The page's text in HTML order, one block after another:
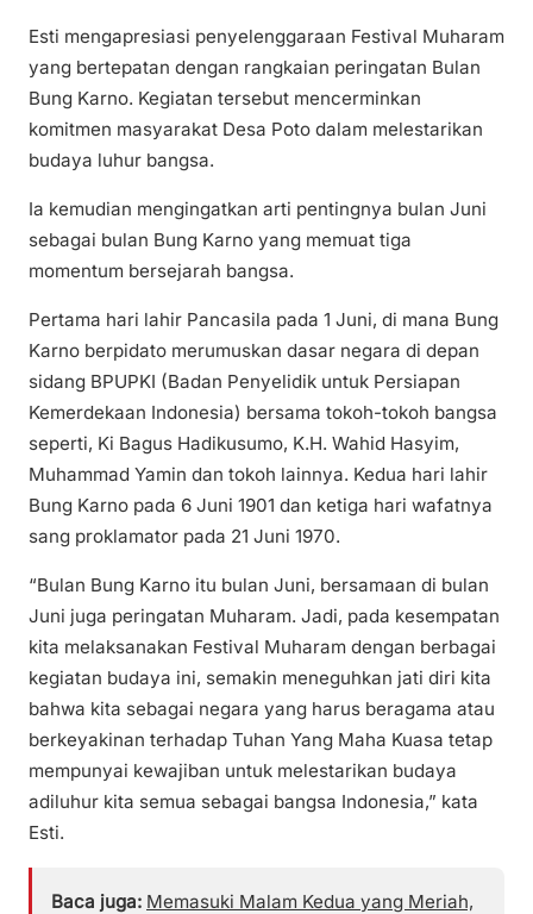
Esti mengapresiasi penyelenggaraan Festival Muharam
yang bertepatan dengan rangkaian peringatan Bulan
Bung Karno. Kegiatan tersebut mencerminkan
komitmen masyarakat Desa Poto dalam melestarikan
budaya luhur bangsa.
Ia kemudian mengingatkan arti pentingnya bulan Juni
sebagai bulan Bung Karno yang memuat tiga
momentum bersejarah bangsa.
Pertama hari lahir Pancasila pada 1 Juni, di mana Bung
Karno berpidato merumuskan dasar negara di depan
sidang BPUPKI (Badan Penyelidik untuk Persiapan
Kemerdekaan Indonesia) bersama tokoh-tokoh bangsa
seperti, Ki Bagus Hadikusumo, K.H. Wahid Hasyim,
Muhammad Yamin dan tokoh lainnya. Kedua hari lahir
Bung Karno pada 6 Juni 1901 dan ketiga hari wafatnya
sang proklamator pada 21 Juni 1970.
“Bulan Bung Karno itu bulan Juni, bersamaan di bulan
Juni juga peringatan Muharam. Jadi, pada kesempatan
kita melaksanakan Festival Muharam dengan berbagai
kegiatan budaya ini, semakin meneguhkan jati diri kita
bahwa kita sebagai negara yang harus beragama atau
berkeyakinan terhadap Tuhan Yang Maha Kuasa tetap
mempunyai kewajiban untuk melestarikan budaya
adiluhur kita semua sebagai bangsa Indonesia,” kata
Esti.
Baca juga: Memasuki Malam Kedua yang Meriah,